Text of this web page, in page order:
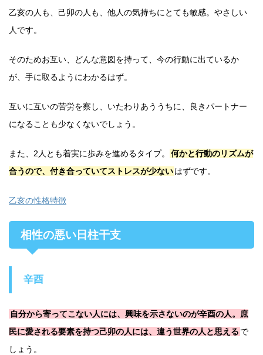
乙亥の人も、己卯の人も、他人の気持ちにとても敏感。やさしい
人です。
そのためお互い、どんな意図を持って、今の行動に出ているか
が、手に取るようにわかるはず。
互いに互いの苦労を察し、いたわりあううちに、良きパートナー
になることも少なくないでしょう。
また、2人とも着実に歩みを進めるタイプ。
何かと行動のリズムが
合うので、付き合っていてストレスが少ないはずです。
乙亥の性格特徴
相性の悪い日柱干支
辛酉
自分から寄ってこない人には、興味を示さないのが辛酉の人。庶
民に愛される要素を持つ己卯の人には、違う世界の人と思える で
しょう。